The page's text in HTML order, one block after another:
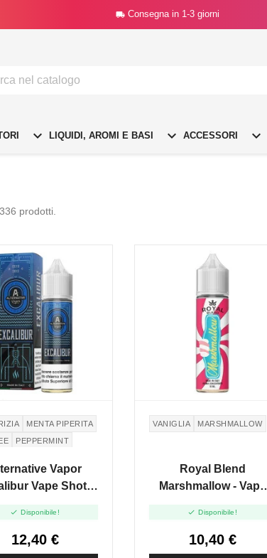
 Consegna in 1-3 giorni
 LIQUIDI, AROMI E BASI  ACCESSORI 
prodotti.
MENTA PIPERITA
PEPPERMINT
Vapor
Vape Shot -
 Disponibile!
12,40 €
VANIGLIA MARSHMALLOW
Royal Blend
Marshmallow - Vape
 Disponibile!
10,40 €